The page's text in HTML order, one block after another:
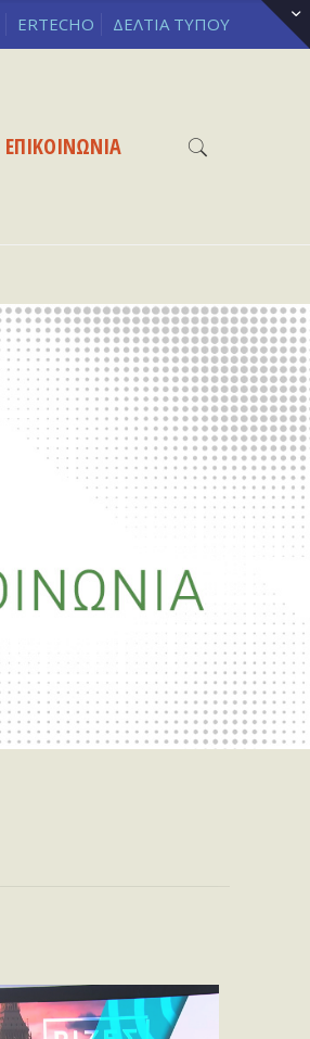
ERTECHO ΔΕΛΤΙΑ ΤΥΠΟΥ
ΕΠΙΚΟΙΝΩΝΙΑ